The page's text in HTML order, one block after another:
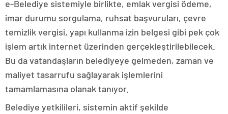
e-Belediye sistemiyle birlikte, emlak vergisi ödeme,
imar durumu sorgulama, ruhsat başvuruları, çevre
temizlik vergisi, yapı kullanma izin belgesi gibi pek çok
işlem artık internet üzerinden gerçekleştirilebilecek.
Bu da vatandaşların belediyeye gelmeden, zaman ve
maliyet tasarrufu sağlayarak işlemlerini
tamamlamasına olanak tanıyor.
Belediye yetkilileri, sistemin aktif şekilde